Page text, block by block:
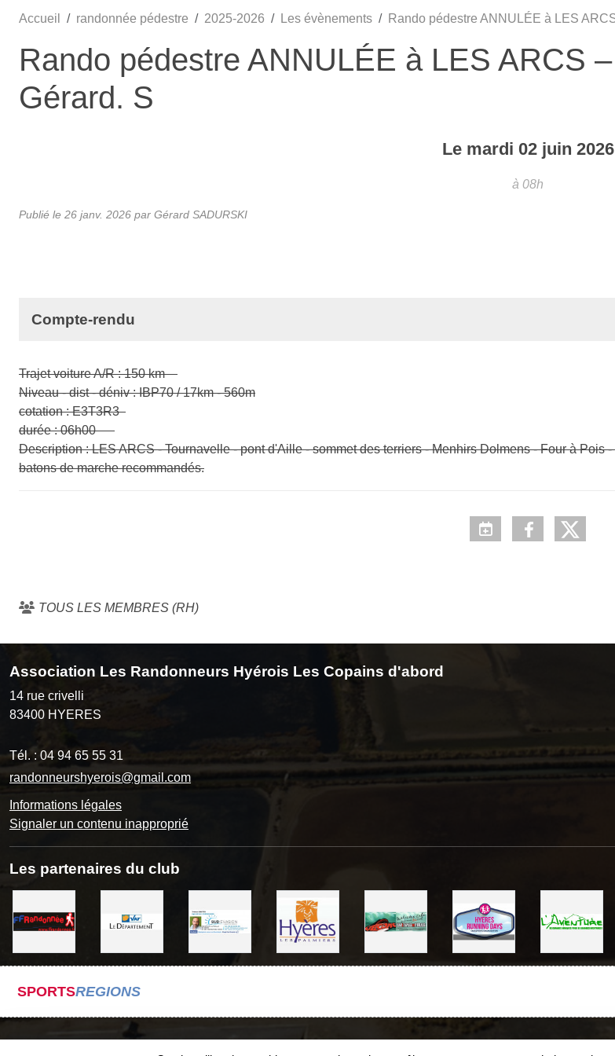
Accueil randonnée pédestre 2025-2026 Les évènements Rando pédestre ANNULÉE à LES
Rando pédestre ANNULÉE à LES ARCS
Gérard. S
Le mardi 02 juin 2026
à 08h
Publié le 26 janv. 2026 par Gérard SADURSKI
Compte-rendu
Trajet voiture A/R : 150 km
Niveau - dist - déniv : IBP70 / 17km - 560m
cotation : E3T3R3
durée : 06h00
Description : LES ARCS - Tournavelle - pont d'Aille - sommet des terriers - Menhirs Dolmens - Four à
batons de marche recommandés.
TOUS LES MEMBRES (RH)
Association Les Randonneurs Hyérois Les Copains d'abord
14 rue crivelli
83400 HYERES
Tél. : 04 94 65 55 31
randonneurshyerois@gmail.com
Informations légales
Signaler un contenu inapproprié
Les partenaires du club
SPORTSREGIONS
Gestion des